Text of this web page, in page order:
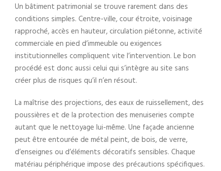
Un bâtiment patrimonial se trouve rarement dans des
conditions simples. Centre-ville, cour étroite, voisinage
rapproché, accès en hauteur, circulation piétonne, activité
commerciale en pied d’immeuble ou exigences
institutionnelles compliquent vite l’intervention. Le bon
procédé est donc aussi celui qui s’intègre au site sans
créer plus de risques qu’il n’en résout.
La maîtrise des projections, des eaux de ruissellement, des
poussières et de la protection des menuiseries compte
autant que le nettoyage lui-même. Une façade ancienne
peut être entourée de métal peint, de bois, de verre,
d’enseignes ou d’éléments décoratifs sensibles. Chaque
matériau périphérique impose des précautions spécifiques.